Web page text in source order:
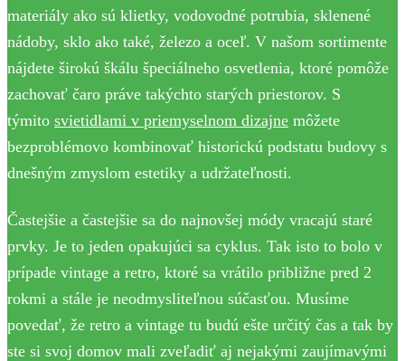
materiály ako sú klietky, vodovodné potrubia, sklenené
nádoby, sklo ako také, železo a oceľ. V našom sortimente
nájdete širokú škálu špeciálneho osvetlenia, ktoré pomôže
zachovať čaro práve takýchto starých priestorov. S
týmito svietidlami v priemyselnom dizajne môžete
bezproblémovo kombinovať historickú podstatu budovy s
dnešným zmyslom estetiky a udržateľnosti.
Častejšie a častejšie sa do najnovšej módy vracajú staré
prvky. Je to jeden opakujúci sa cyklus. Tak isto to bolo v
prípade vintage a retro, ktoré sa vrátilo približne pred 2
rokmi a stále je neodmysliteľnou súčasťou. Musíme
povedať, že retro a vintage tu budú ešte určitý čas a tak by
ste si svoj domov mali zveľadiť aj nejakými zaujímavými